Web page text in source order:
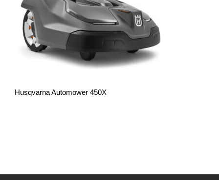
Husqvarna Automower 450X